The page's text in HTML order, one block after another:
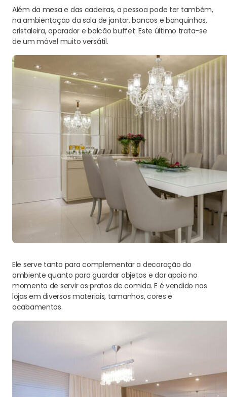
Além da mesa e das cadeiras, a pessoa pode ter também,
na ambientação da sala de jantar, bancos e banquinhos,
cristaleira, aparador e balcão buffet. Este último trata-se
de um móvel muito versátil.
Ele serve tanto para complementar a decoração do
ambiente quanto para guardar objetos e dar apoio no
momento de servir os pratos de comida. E é vendido nas
lojas em diversos materiais, tamanhos, cores e
acabamentos.